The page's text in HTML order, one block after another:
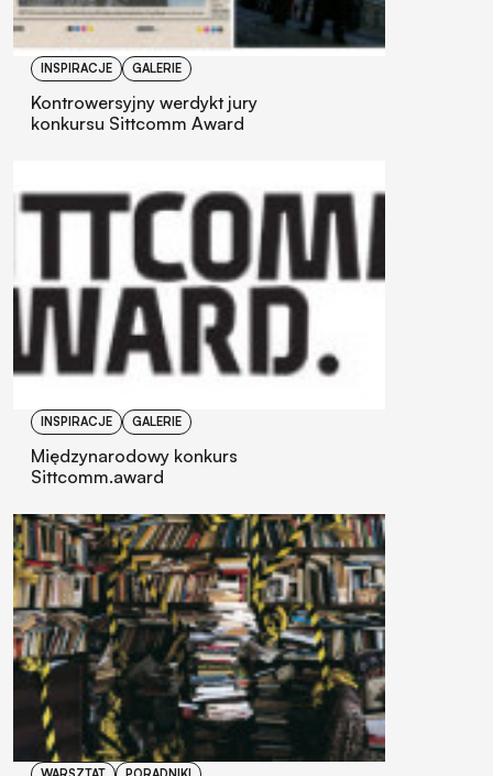
INSPIRACJE GALERIE
Kontrowersyjny werdykt jury
konkursu Sittcomm Award
INSPIRACJE GALERIE
Międzynarodowy konkurs
Sittcomm.award